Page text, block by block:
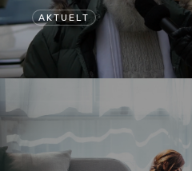
AKTUELT